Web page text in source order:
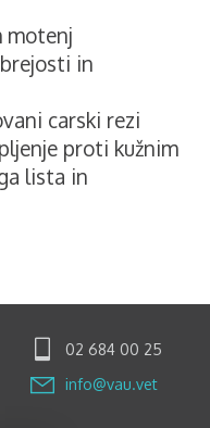
motenj
in
carski rezi
proti kužnim
lista in
02 684 00 25
info@vau.vet